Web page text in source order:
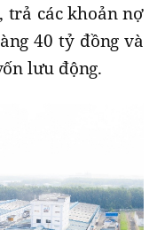
trả các khoản nợ
40 tỷ đồng và
lưu động.